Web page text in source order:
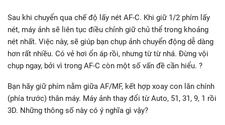
Sau khi chuyển qua chế độ lấy nét AF-C. Khi giữ 1/2 phím lấy
nét, máy ảnh sẽ liên tục điều chỉnh giữ chủ thể trong khoảng
nét nhất. Việc này, sẽ giúp bạn chụp ảnh chuyển động dễ dàng
hơn rất nhiều. Có vẻ hơi ổn áp rồi, nhưng từ từ nhá. Đừng vội
chụp ngay, bởi vì trong AF-C còn một số vấn đề cần hiểu. ?
Bạn hãy giữ phím nằm giữa AF/MF, kết hợp xoay con lăn chính
(phía trước) thân máy. Máy ảnh thay đổi từ Auto, 51, 31, 9, 1 rồi
3D. Những thông số này có ý nghĩa gì vậy?